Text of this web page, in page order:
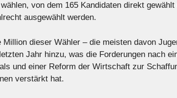
von dem 165 Kandidaten direkt gewählt
ausgewählt werden.
Million dieser Wähler – die meisten davon
Jahr hinzu, was die Forderungen nach
und einer Reform der Wirtschaft zur
verstärkt hat.